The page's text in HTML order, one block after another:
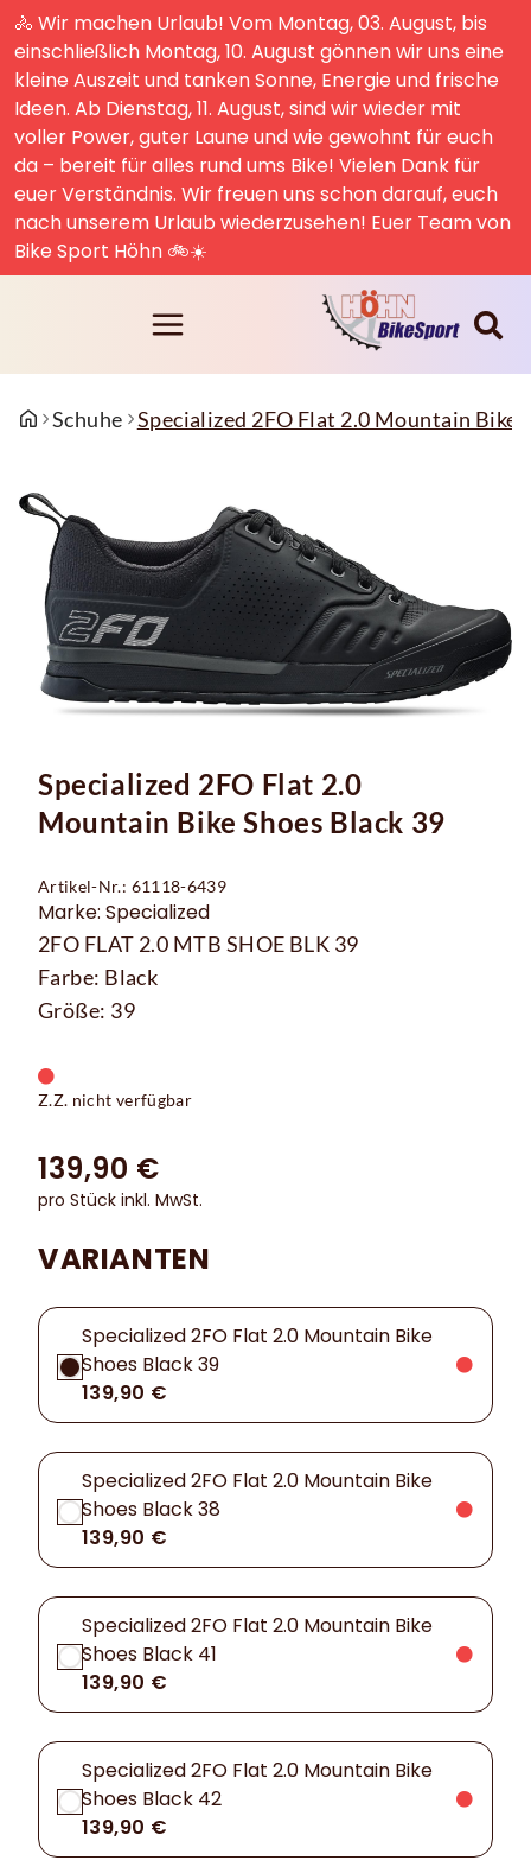
🚴 Wir machen Urlaub! Vom Montag, 03. August, bis
einschließlich Montag, 10. August gönnen wir uns eine
kleine Auszeit und tanken Sonne, Energie und frische
Ideen. Ab Dienstag, 11. August, sind wir wieder mit
voller Power, guter Laune und wie gewohnt für euch
da – bereit für alles rund ums Bike! Vielen Dank für
euer Verständnis. Wir freuen uns schon darauf, euch
nach unserem Urlaub wiederzusehen! Euer Team von
Bike Sport Höhn 🚲☀️
Schuhe Specialized 2FO Flat 2.0 Mountain Bike
Specialized 2FO Flat 2.0
Mountain Bike Shoes Black 39
Artikel-Nr.: 61118-6439
Marke: Specialized
2FO FLAT 2.0 MTB SHOE BLK 39
Farbe: Black
Größe: 39
Z.Z. nicht verfügbar
139,90 €
pro Stück inkl. MwSt.
VARIANTEN
Specialized 2FO Flat 2.0 Mountain Bike
Shoes Black 39
139,90 €
Specialized 2FO Flat 2.0 Mountain Bike
Shoes Black 38
139,90 €
Specialized 2FO Flat 2.0 Mountain Bike
Shoes Black 41
139,90 €
Specialized 2FO Flat 2.0 Mountain Bike
Shoes Black 42
139,90 €